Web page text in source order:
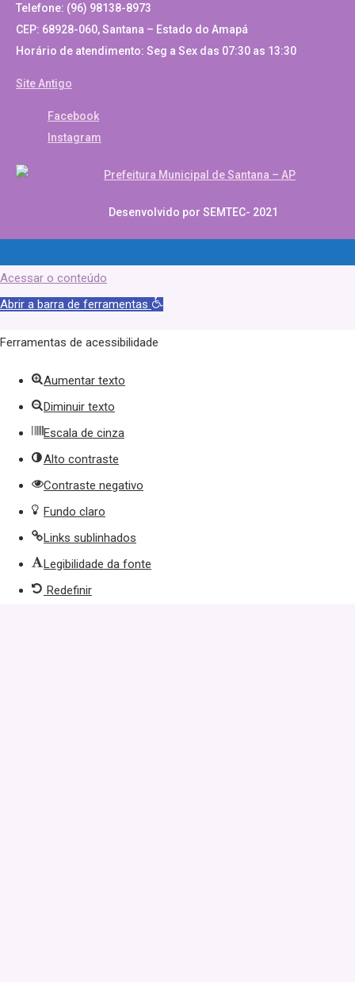
Telefone: (96) 98138-8973
CEP: 68928-060, Santana – Estado do Amapá
Horário de atendimento: Seg a Sex das 07:30 as 13:30
Site Antigo
Facebook
Instagram
Desenvolvido por SEMTEC- 2021
Acessar o conteúdo
Abrir a barra de ferramentas
Ferramentas de acessibilidade
Aumentar texto
Diminuir texto
Escala de cinza
Alto contraste
Contraste negativo
Fundo claro
Links sublinhados
Legibilidade da fonte
Redefinir